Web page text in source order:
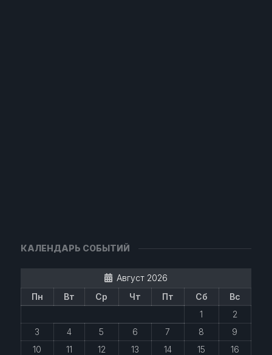
КАЛЕНДАРЬ СОБЫТИЙ
Август 2026
Пн
Вт Ср Чт Пт Сб
Вс
1
2
3
4 5 6 7 8
9
10
11 12 13 14 15
16